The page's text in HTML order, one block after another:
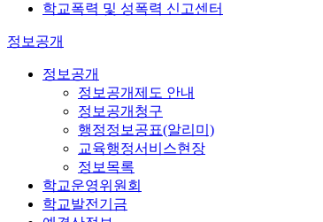
학교폭력 및 성폭력 신고센터
정보공개
정보공개
정보공개제도 안내
정보공개청구
행정정보공표(알리미)
교육행정서비스현장
정보목록
학교운영위원회
학교발전기금